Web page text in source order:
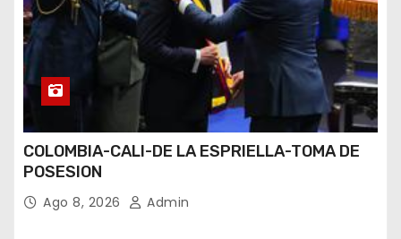
COLOMBIA-CALI-DE LA ESPRIELLA-TOMA DE
POSESION
Ago 8, 2026 Admin